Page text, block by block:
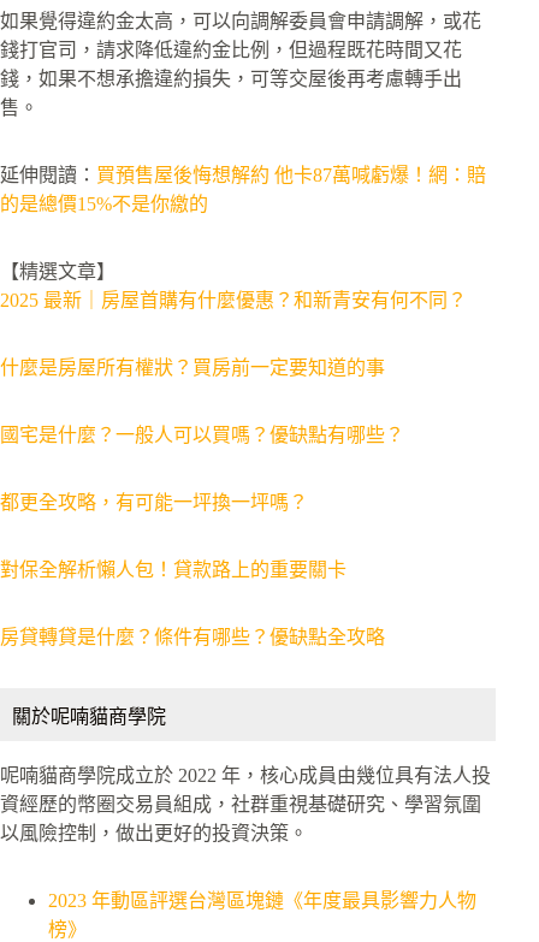
如果覺得違約金太高，可以向調解委員會申請調解，或花
錢打官司，請求降低違約金比例，但過程既花時間又花
錢，如果不想承擔違約損失，可等交屋後再考慮轉手出
售。
延伸閱讀： 買預售屋後悔想解約 他卡87萬喊虧爆！網：賠
的是總價15%不是你繳的
【精選文章】
2025 最新｜房屋首購有什麼優惠？和新青安有何不同？
什麼是房屋所有權狀？買房前一定要知道的事
國宅是什麼？一般人可以買嗎？優缺點有哪些？
都更全攻略，有可能一坪換一坪嗎？
對保全解析懶人包！貸款路上的重要關卡
房貸轉貸是什麼？條件有哪些？優缺點全攻略
關於呢喃貓商學院
呢喃貓商學院成立於 2022 年，核心成員由幾位具有法人投
資經歷的幣圈交易員組成，社群重視基礎研究、學習氛圍
以風險控制，做出更好的投資決策。
2023 年動區評選台灣區塊鏈《年度最具影響力人物
榜》